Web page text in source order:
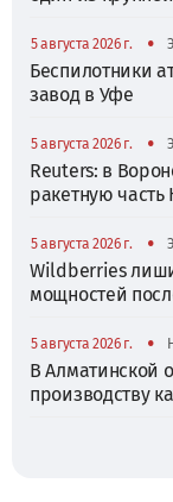
5 августа 2026 г. •
Беспилотники
завод в Уфе
5 августа 2026 г. •
Reuters: в
ракетную часть
5 августа 2026 г. •
Wildberries
мощностей
5 августа 2026 г. •
В Алматинской
производству